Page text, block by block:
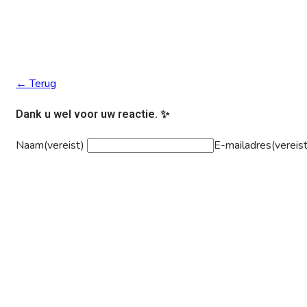
← Terug
Dank u wel voor uw reactie. ✨
Naam(vereist) E-mailadres